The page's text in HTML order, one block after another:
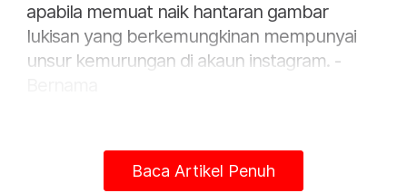
apabila memuat naik hantaran gambar
lukisan yang berkemungkinan mempunyai
unsur kemurungan di akaun instagram. -
Baca Artikel Penuh